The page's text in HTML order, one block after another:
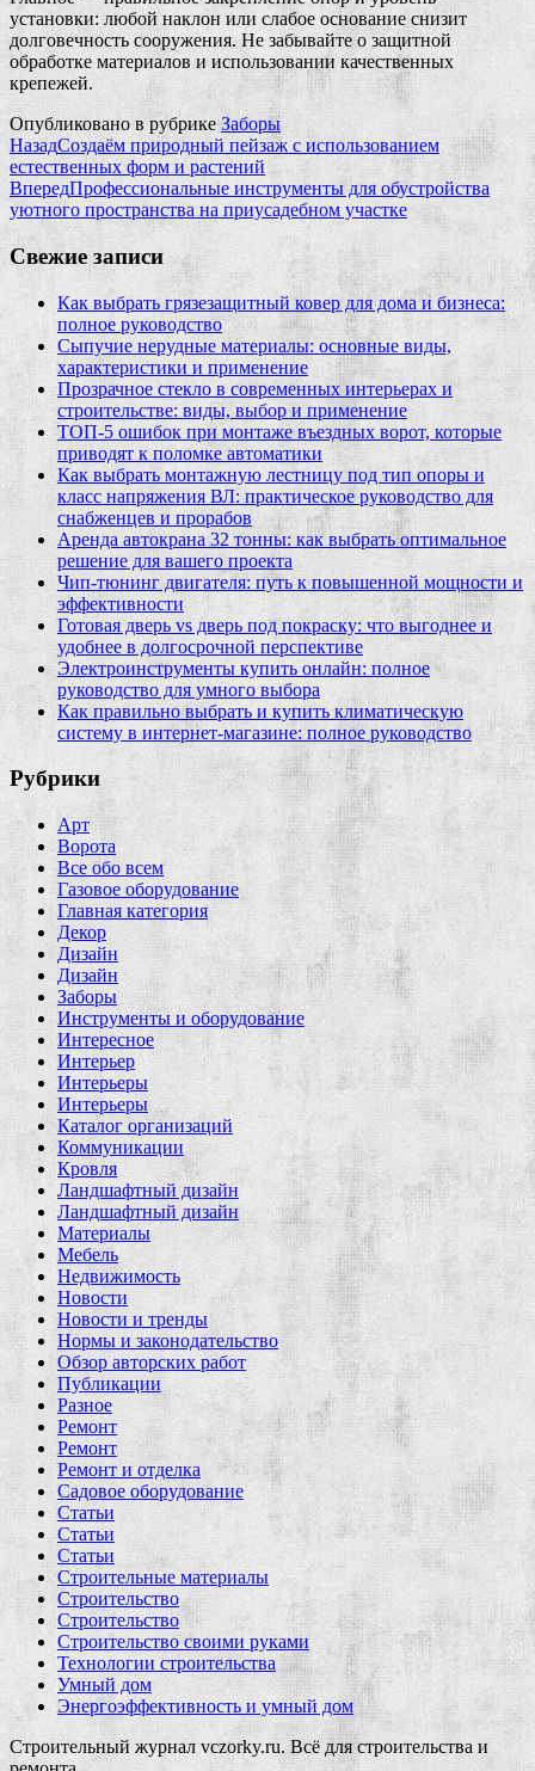
установки: любой наклон или слабое основание снизит
долговечность сооружения. Не забывайте о защитной
обработке материалов и использовании качественных
крепежей.
Опубликовано в рубрикеЗаборы
НазадСоздаём природный пейзаж с использованием
естественных форм и растений
ВпередПрофессиональные инструменты для обустройства
уютного пространства на приусадебном участке
Свежие записи
Как выбрать грязезащитный ковер для дома и бизнеса:
полное руководство
Сыпучие нерудные материалы: основные виды,
характеристики и применение
Прозрачное стекло в современных интерьерах и
строительстве: виды, выбор и применение
ТОП-5 ошибок при монтаже въездных ворот, которые
приводят к поломке автоматики
Как выбрать монтажную лестницу под тип опоры и
класс напряжения ВЛ: практическое руководство для
снабженцев и прорабов
Аренда автокрана 32 тонны: как выбрать оптимальное
решение для вашего проекта
Чип‑тюнинг двигателя: путь к повышенной мощности и
эффективности
Готовая дверь vs дверь под покраску: что выгоднее и
удобнее в долгосрочной перспективе
Электроинструменты купить онлайн: полное
руководство для умного выбора
Как правильно выбрать и купить климатическую
систему в интернет‑магазине: полное руководство
Рубрики
Арт
Ворота
Все обо всем
Газовое оборудование
Главная категория
Декор
Дизайн
Дизайн
Заборы
Инструменты и оборудование
Интересное
Интерьер
Интерьеры
Интерьеры
Каталог организаций
Коммуникации
Кровля
Ландшафтный дизайн
Ландшафтный дизайн
Материалы
Мебель
Недвижимость
Новости
Новости и тренды
Нормы и законодательство
Обзор авторских работ
Публикации
Разное
Ремонт
Ремонт
Ремонт и отделка
Садовое оборудование
Статьи
Статьи
Статьи
Строительные материалы
Строительство
Строительство
Строительство своими руками
Технологии строительства
Умный дом
Энергоэффективность и умный дом
Строительный журнал vczorky.ru. Всё для строительства и